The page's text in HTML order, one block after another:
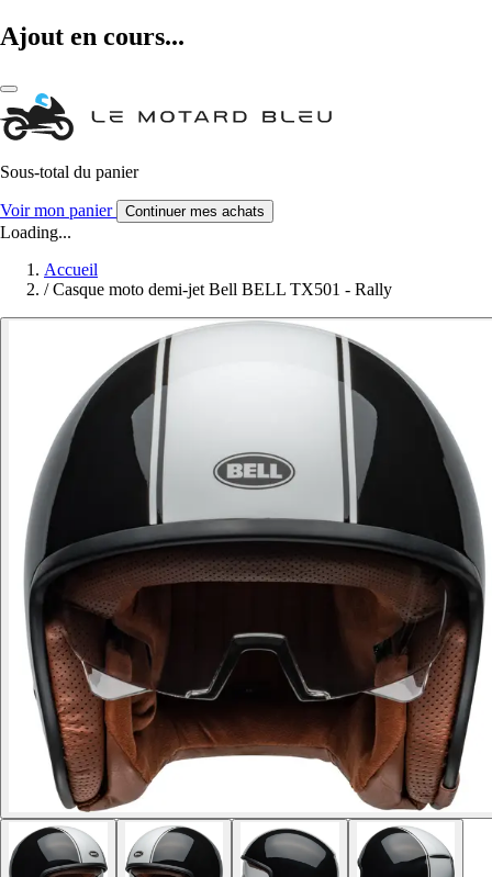
Ajout en cours...
Sous-total du panier
Voir mon panier Continuer mes achats
Loading...
Accueil
/ Casque moto demi-jet Bell BELL TX501 - Rally